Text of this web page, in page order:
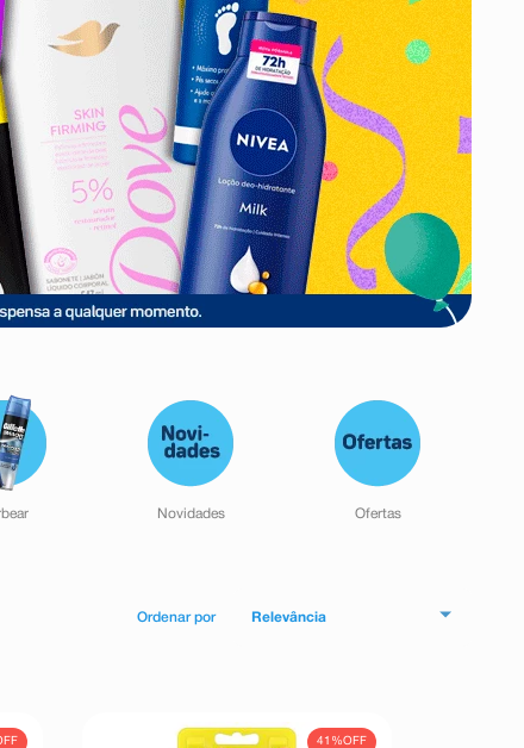
Novidades Ofertas
Relevância
41%OFF